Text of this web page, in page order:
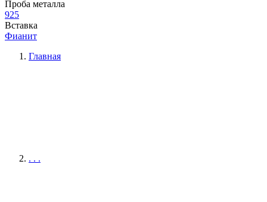
Проба металла
925
Вставка
Фианит
Главная
. . .